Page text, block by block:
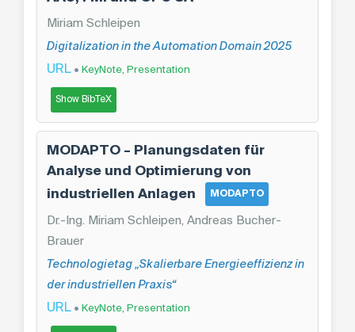
Miriam Schleipen
Digitalization in the Automation Domain 2025
URL • KeyNote, Presentation
Show BibTeX
MODAPTO – Planungsdaten für
Analyse und Optimierung von
industriellen Anlagen
MODAPTO
Dr.-Ing. Miriam Schleipen, Andreas Bucher-
Brauer
Technologietag „Skalierbare Energieeffizienz in
der industriellen Praxis“
URL • KeyNote, Presentation